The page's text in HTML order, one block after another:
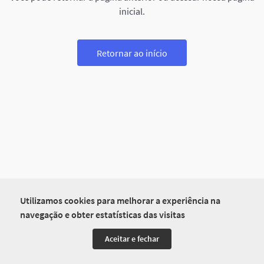
Utilizamos cookies para melhorar a experiência na
navegação e obter estatísticas das visitas
Aceitar e fechar
inicial.
Retornar ao início